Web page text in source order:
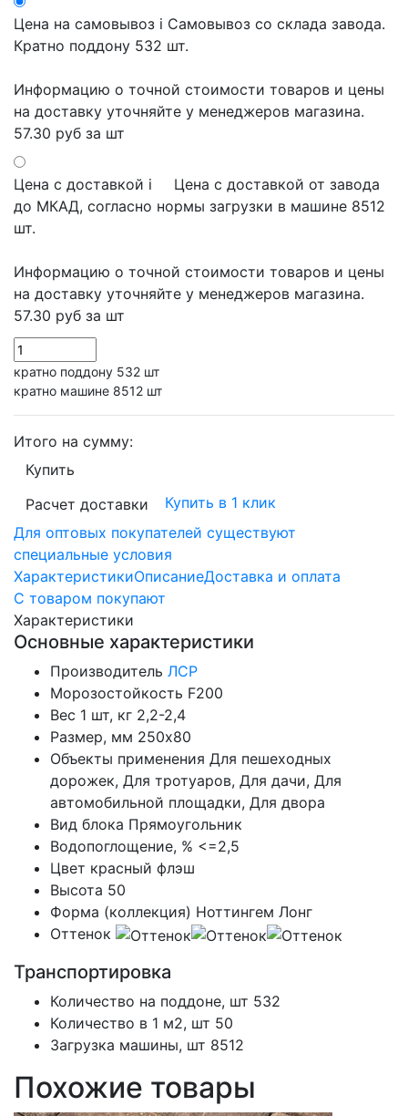
Цена на самовывоз i Самовывоз со склада завода.
Кратно поддону 532 шт.
Информацию о точной стоимости товаров и цены
на доставку уточняйте у менеджеров магазина.
57.30 руб за шт
Цена с доставкой i
Цена с доставкой от завода
до МКАД, согласно нормы загрузки в машине 8512
шт.
Информацию о точной стоимости товаров и цены
на доставку уточняйте у менеджеров магазина.
57.30 руб за шт
кратно поддону 532 шт
кратно машине 8512 шт
Итого на сумму:
Купить
Расчет доставки
Купить в 1 клик
Для оптовых покупателей существуют
специальные условия
ХарактеристикиОписаниеДоставка и оплата
С товаром покупают
Характеристики
Основные характеристики
Производитель ЛСР
Морозостойкость F200
Вес 1 шт, кг 2,2-2,4
Размер, мм 250х80
Объекты применения Для пешеходных
дорожек, Для тротуаров, Для дачи, Для
автомобильной площадки, Для двора
Вид блока Прямоугольник
Водопоглощение, % <=2,5
Цвет красный флэш
Высота 50
Форма (коллекция) Ноттингем Лонг
Оттенок
Транспортировка
Количество на поддоне, шт 532
Количество в 1 м2, шт 50
Загрузка машины, шт 8512
Похожие товары